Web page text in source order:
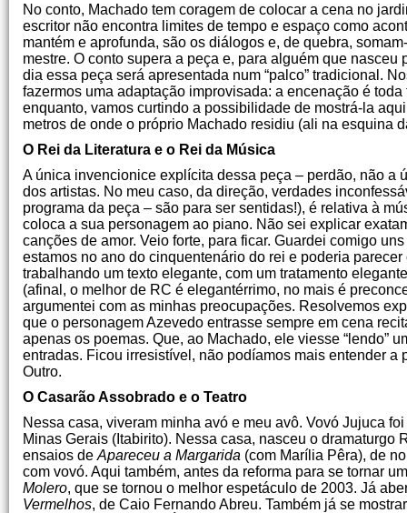
No conto, Machado tem coragem de colocar a cena no
escritor não encontra limites de tempo e espaço como
mantém e aprofunda, são os diálogos e, de quebra,
mestre. O conto supera a peça e, para alguém que
dia essa peça será apresentada num “palco” tradicional.
fazermos uma adaptação improvisada: a encenação é
enquanto, vamos curtindo a possibilidade de mostrá-la
metros de onde o próprio Machado residiu (ali na esquina
O Rei da Literatura e o Rei da Música
A única invencionice explícita dessa peça – perdão, não a
dos artistas. No meu caso, da direção, verdades
programa da peça – são para ser sentidas!), é relativa à
coloca a sua personagem ao piano. Não sei explicar
canções de amor. Veio forte, para ficar. Guardei comigo
estamos no ano do cinquentenário do rei e poderia
trabalhando um texto elegante, com um tratamento
(afinal, o melhor de RC é elegantérrimo, no mais é
argumentei com as minhas preocupações. Resolvemos
que o personagem Azevedo entrasse sempre em cena
apenas os poemas. Que, ao Machado, ele viesse “lendo”
entradas. Ficou irresistível, não podíamos mais entender
Outro.
O Casarão Assobrado e o Teatro
Nessa casa, viveram minha avó e meu avô. Vovó Jujuca
Minas Gerais (Itabirito). Nessa casa, nasceu o
ensaios de Apareceu a Margarida (com Marília Pêra), de
com vovó. Aqui também, antes da reforma para se tornar
Molero, que se tornou o melhor espetáculo de 2003. Já
Vermelhos, de Caio Fernando Abreu. Também já se